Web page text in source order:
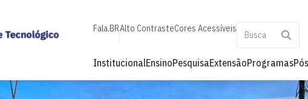
Fala.BRAlto ContrasteCores Acessíveis
InstitucionalEnsinoPesquisaExtensãoProgramas